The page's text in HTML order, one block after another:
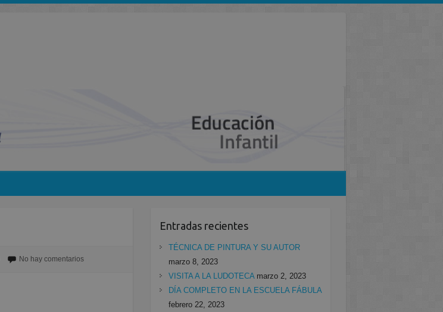
No hay comentarios
Entradas recientes
TÉCNICA DE PINTURA Y SU AUTOR
marzo 8, 2023
VISITA A LA LUDOTECA marzo 2, 2023
DÍA COMPLETO EN LA ESCUELA FÁBULA
febrero 22, 2023